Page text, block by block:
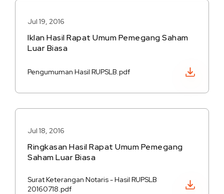
Jul 19, 2016
Iklan Hasil Rapat Umum Pemegang Saham
Luar Biasa
Pengumuman Hasil RUPSLB.pdf
Jul 18, 2016
Ringkasan Hasil Rapat Umum Pemegang
Saham Luar Biasa
Surat Keterangan Notaris - Hasil RUPSLB
20160718.pdf